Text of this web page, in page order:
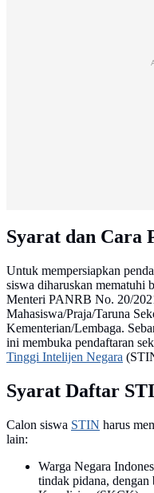
Syarat dan Cara
Untuk mempersiapkan
siswa diharuskan mematuhi
Menteri PANRB No. 20/
Mahasiswa/Praja/Taruna
Kementerian/Lembaga.
ini membuka pendaftaran
Tinggi Intelijen Negara
Syarat Daftar
Calon siswa STIN harus
lain:
Warga Negara
tindak pidana, dengan